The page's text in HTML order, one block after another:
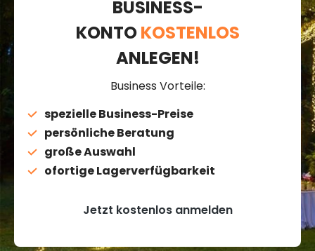
BUSINESS-
KONTOKOSTENLOS
ANLEGEN!
Business Vorteile:
spezielle Business-Preise
persönliche Beratung
große Auswahl
ofortige Lagerverfügbarkeit
Jetzt kostenlos anmelden